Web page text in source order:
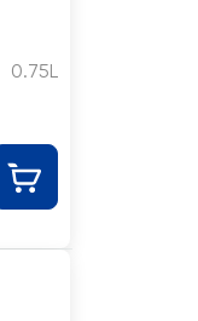
0.75L